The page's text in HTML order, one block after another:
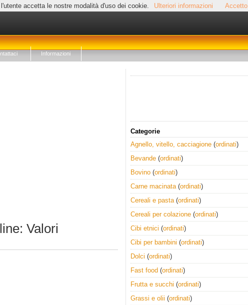
accetta le nostre modalità d'uso dei cookie. Ulteriori informazioni Accetto
Informazioni
Valori
Categorie
Agnello, vitello, cacciagione (ordinati)
Bevande (ordinati)
Bovino (ordinati)
Carne macinata(ordinati)
Cereali e pasta(ordinati)
Cereali per colazione (ordinati)
Cibi etnici (ordinati)
Cibi per bambini (ordinati)
Dolci (ordinati)
Fast food (ordinati)
Frutta e succhi (ordinati)
Grassi e olii (ordinati)